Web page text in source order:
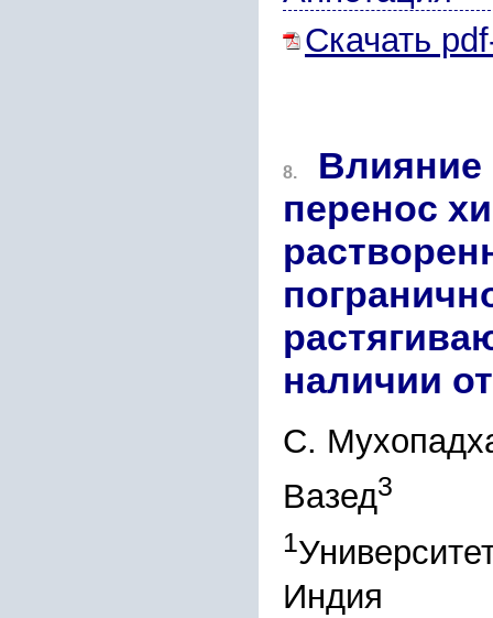
Скачать
8.
Влияние
перенос
наличии
С.
Вазед3
1
Индия